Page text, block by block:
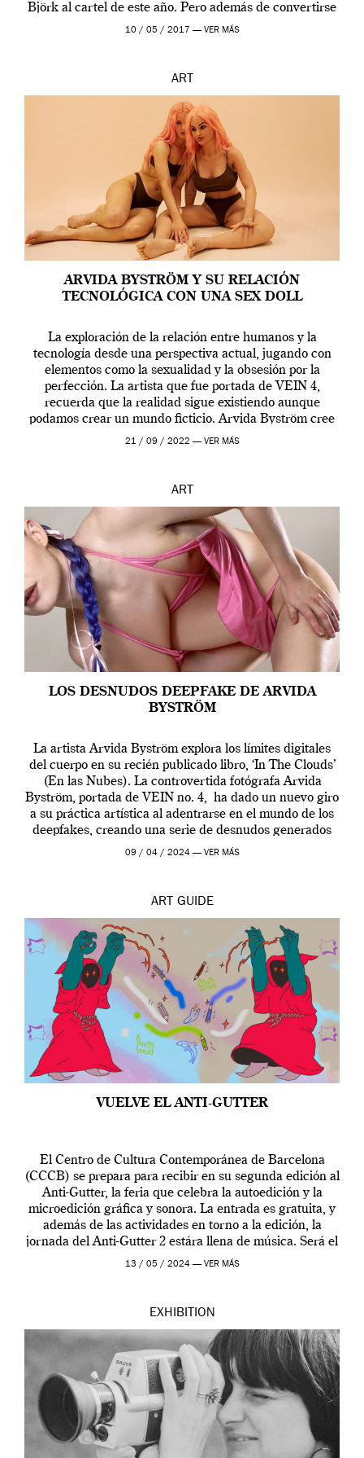
Björk al cartel de este año. Pero además de convertirse
en una de las actuaciones más relevantes […]
10 / 05 / 2017 — VER MÁS
ART
ARVIDA BYSTRÖM Y SU RELACIÓN
TECNOLÓGICA CON UNA SEX DOLL
La exploración de la relación entre humanos y la
tecnología desde una perspectiva actual, jugando con
elementos como la sexualidad y la obsesión por la
perfección. La artista que fue portada de VEIN 4,
recuerda que la realidad sigue existiendo aunque
podamos crear un mundo ficticio. Arvida Byström cree
que los humanos tienen un complejo […]
21 / 09 / 2022 — VER MÁS
ART
LOS DESNUDOS DEEPFAKE DE ARVIDA
BYSTRÖM
La artista Arvida Byström explora los límites digitales
del cuerpo en su recién publicado libro, ‘In The Clouds’
(En las Nubes). La controvertida fotógrafa Arvida
Byström, portada de VEIN no. 4, ha dado un nuevo giro
a su práctica artística al adentrarse en el mundo de los
deepfakes, creando una serie de desnudos generados
por […]
09 / 04 / 2024 — VER MÁS
ART GUIDE
VUELVE EL ANTI-GUTTER
El Centro de Cultura Contemporánea de Barcelona
(CCCB) se prepara para recibir en su segunda edición al
Anti-Gutter, la feria que celebra la autoedición y la
microedición gráfica y sonora. La entrada es gratuita, y
además de las actividades en torno a la edición, la
jornada del Anti-Gutter 2 estára llena de música. Será el
[…]
13 / 05 / 2024 — VER MÁS
EXHIBITION